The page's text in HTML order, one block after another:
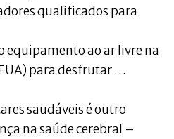
qualificados para
equipamento ao ar livre na
para desfrutar …
saudáveis ​​é outro
na saúde cerebral –